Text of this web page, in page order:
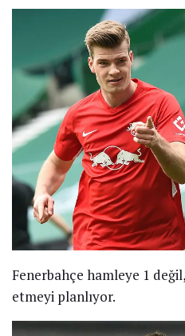
Fenerbahçe hamleye 1
etmeyi planlıyor.